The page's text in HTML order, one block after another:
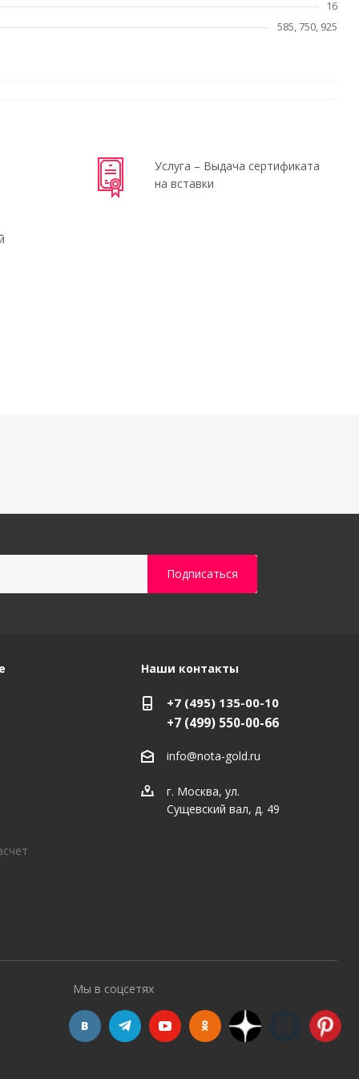
16
585, 750, 925
Услуга – Выдача сертификата
на вставки
Наши контакты
+7 (495) 135-00-10
+7 (499) 550-00-66
info@nota-gold.ru
г. Москва, ул.
Сущевский вал, д. 49
Мы в соцсетях